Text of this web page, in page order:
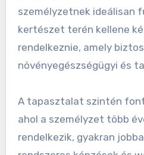
személyzetnek ideálisan
kertészet terén kellene
rendelkeznie, amely
növényegészségügyi és
A tapasztalat szintén
ahol a személyzet több
rendelkezik, gyakran